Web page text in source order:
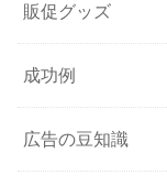
販促グッズ
成功例
広告の豆知識